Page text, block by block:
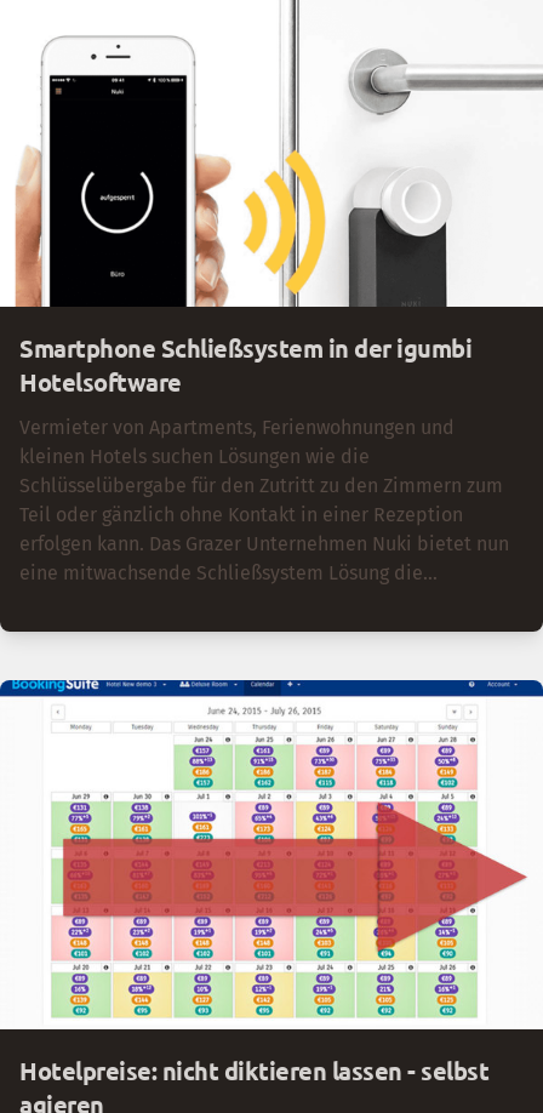
Smartphone Schließsystem in der igumbi
Hotelsoftware
Vermieter von Apartments, Ferienwohnungen und
kleinen Hotels suchen Lösungen wie die
Schlüsselübergabe für den Zutritt zu den Zimmern zum
Teil oder gänzlich ohne Kontakt in einer Rezeption
erfolgen kann. Das Grazer Unternehmen Nuki bietet nun
eine mitwachsende Schließsystem Lösung die
an die Gäste funktioniert. Der Gast kann das Türschloss
zu sperren. Das Smartphone wird zum Türöffner für die
digitale Tür.
Hotelpreise: nicht diktieren lassen - selbst
agieren